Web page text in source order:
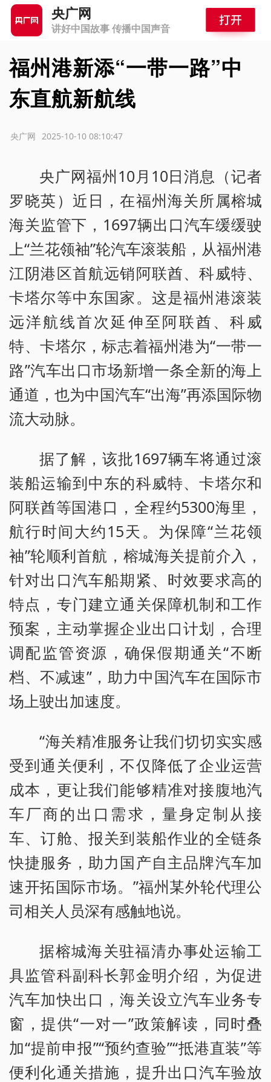
央广网
讲好中国故事 传播中国声音
福州港新添“一带一路”中
东直航新航线
2025-10-10 08:10:47
央广网
央广网福州10月10日消息（记者
罗晓英）近日，在福州海关所属榕城
海关监管下，1697辆出口汽车缓缓驶
上“兰花领袖”轮汽车滚装船，从福州港
江阴港区首航远销阿联酋、科威特、
卡塔尔等中东国家。这是福州港滚装
远洋航线首次延伸至阿联酋、科威
特、卡塔尔，标志着福州港为“一带一
路”汽车出口市场新增一条全新的海上
通道，也为中国汽车“出海”再添国际物
流大动脉。
据了解，该批1697辆车将通过滚
装船运输到中东的科威特、卡塔尔和
阿联酋等国港口，全程约5300海里，
航行时间大约15天。为保障“兰花领
袖”轮顺利首航，榕城海关提前介入，
针对出口汽车船期紧、时效要求高的
特点，专门建立通关保障机制和工作
预案，主动掌握企业出口计划，合理
调配监管资源，确保假期通关“不断
档、不减速”，助力中国汽车在国际市
场上驶出加速度。
“海关精准服务让我们切切实实感
受到通关便利，不仅降低了企业运营
成本，更让我们能够精准对接腹地汽
车厂商的出口需求，量身定制从接
车、订舱、报关到装船作业的全链条
快捷服务，助力国产自主品牌汽车加
速开拓国际市场。”福州某外轮代理公
司相关人员深有感触地说。
据榕城海关驻福清办事处运输工
具监管科副科长郭金明介绍，为促进
汽车加快出口，海关设立汽车业务专
窗，提供“一对一”政策解读，同时叠
加“提前申报”“预约查验”“抵港直装”等
便利化通关措施，提升出口汽车验放